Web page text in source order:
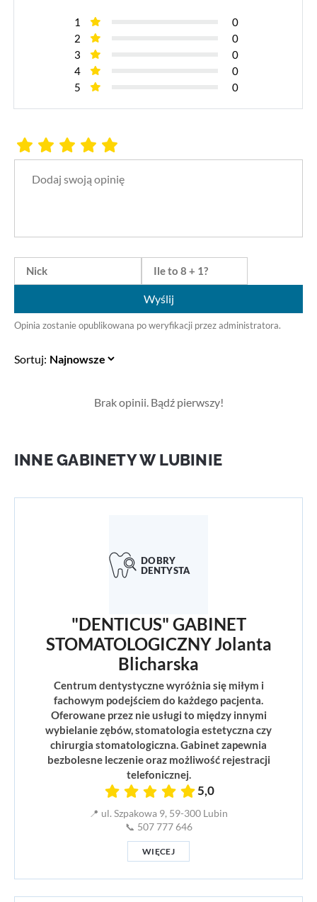
1
0
2
0
3
0
4
0
5
0
Wyślij
Opinia zostanie opublikowana po weryfikacji przez administratora.
Sortuj:
Brak opinii. Bądź pierwszy!
INNE GABINETY W LUBINIE
"DENTICUS" GABINET
STOMATOLOGICZNY Jolanta
Blicharska
Centrum dentystyczne wyróżnia się miłym i
fachowym podejściem do każdego pacjenta.
Oferowane przez nie usługi to między innymi
wybielanie zębów, stomatologia estetyczna czy
chirurgia stomatologiczna. Gabinet zapewnia
bezbolesne leczenie oraz możliwość rejestracji
telefonicznej.
5,0
📍 ul. Szpakowa 9, 59-300 Lubin
📞 507 777 646
WIĘCEJ